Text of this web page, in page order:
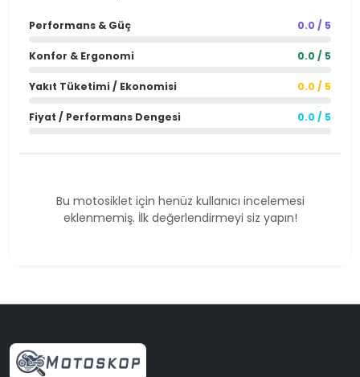
Performans & Güç 0.0 / 5
Konfor & Ergonomi 0.0 / 5
Yakıt Tüketimi / Ekonomisi 0.0 / 5
Fiyat / Performans Dengesi 0.0 / 5
Bu motosiklet için henüz kullanıcı incelemesi
eklenmemiş. İlk değerlendirmeyi siz yapın!